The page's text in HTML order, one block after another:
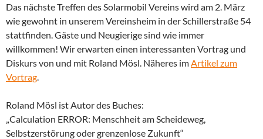
Das nächste Treffen des Solarmobil Vereins wird am 2. März
wie gewohnt in unserem Vereinsheim in der Schillerstraße 54
stattfinden. Gäste und Neugierige sind wie immer
willkommen! Wir erwarten einen interessanten Vortrag und
Diskurs von und mit Roland Mösl. Näheres imArtikel zum
Vortrag.
Roland Mösl ist Autor des Buches:
„Calculation ERROR: Menschheit am Scheideweg,
Selbstzerstörung oder grenzenlose Zukunft“